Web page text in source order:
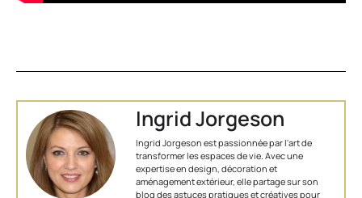
Ingrid Jorgeson
Ingrid Jorgeson est passionnée par l'art de
transformer les espaces de vie. Avec une
expertise en design, décoration et
aménagement extérieur, elle partage sur son
blog des astuces pratiques et créatives pour